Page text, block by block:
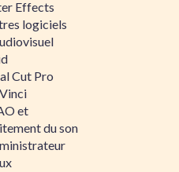
Effects
logiciels
Cut Pro
et
du son